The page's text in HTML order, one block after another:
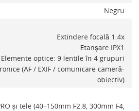
Negru
Extindere focală 1.4x
Etanșare IPX1
Elemente optice: 9 lentile în 4 grupuri
(AF / EXIF / comunicare cameră-
obiectiv)
și tele (40–150mm F2.8, 300mm F4,